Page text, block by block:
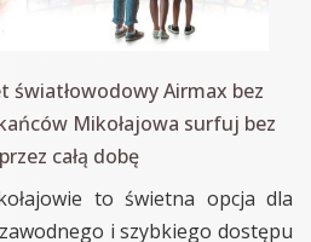
światłowodowy Airmax bez
Mikołajowa surfuj bez
całą dobę
to świetna opcja dla
i szybkiego dostępu